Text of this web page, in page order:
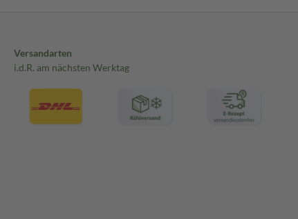
Versandarten
i.d.R. am nächsten Werktag